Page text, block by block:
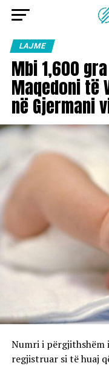
LAJME
Mbi 1,600
Maqedoni të
në Gjermani
Numri i përgjithshëm
regjistruar si të huaj